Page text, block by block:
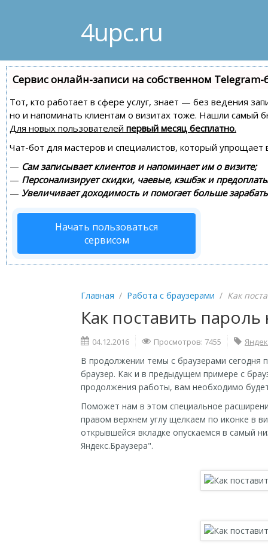
4upc.ru
Сервис онлайн-записи на собственном Telegram-
Тот, кто работает в сфере услуг, знает — без ведения
но и напоминать клиентам о визитах тоже. Нашли самый
Для новых пользователей первый месяц бесплатно.
Чат-бот для мастеров и специалистов, который упрощает
— Сам записывает клиентов и напоминает им о визите;
— Персонализирует скидки, чаевые, кэшбэк и
— Увеличивает доходимость и помогает больше
Начать пользоваться
сервисом
Главная / Работа с браузерами / Как
Как поставить
04.12.2016 Просмотров: 7455
В продолжении темы с браузерами сегодня
браузер. Как и в предыдущем примере с
продолжения работы, вам необходимо
Поможет нам в этом специальное
правом верхнем углу щелкаем по иконке в
открывшейся вкладке опускаемся в самый
Яндекс.Браузера".